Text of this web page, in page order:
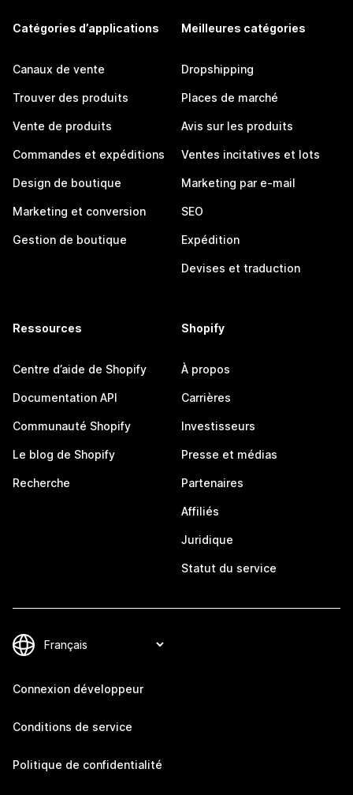
Catégories d’applications
Canaux de vente
Trouver des produits
Vente de produits
Commandes et expéditions
Design de boutique
Marketing et conversion
Gestion de boutique
Meilleures catégories
Dropshipping
Places de marché
Avis sur les produits
Ventes incitatives et lots
Marketing par e-mail
SEO
Expédition
Devises et traduction
Ressources
Centre d’aide de Shopify
Documentation API
Communauté Shopify
Le blog de Shopify
Recherche
Shopify
À propos
Carrières
Investisseurs
Presse et médias
Partenaires
Affiliés
Juridique
Statut du service
Connexion développeur
Conditions de service
Politique de confidentialité